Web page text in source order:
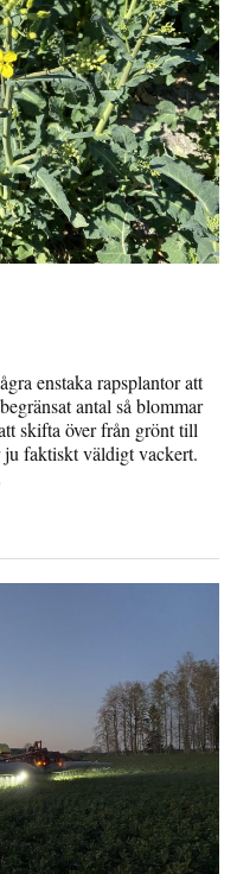
enstaka rapsplantor att
antal så blommar
skifta över från grönt till
faktiskt väldigt vackert.